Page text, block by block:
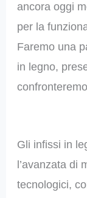
ancora oggi
per la
Faremo una
in legno,
Gli infissi in
l’avanzata di
tecnologici,